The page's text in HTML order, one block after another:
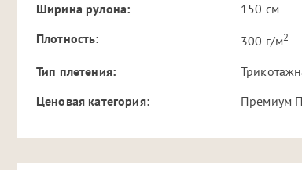
Ширина рулона:
150 см
Плотность:
300 г/м2
Тип плетения:
Ценовая категория:
Премиум